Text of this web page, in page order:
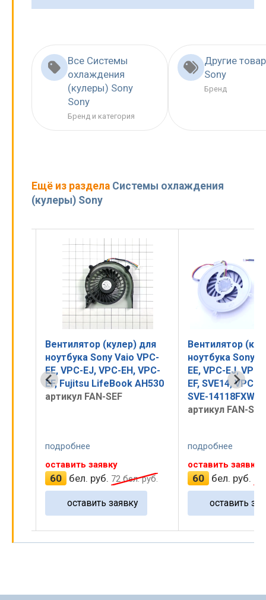
Все Системы
охлаждения
(кулеры) Sony
Sony
Бренд и категория
Другие
Sony
Бренд
Ещё из раздела Системы охлаждения
(кулеры) Sony
Вентилятор (кулер) для
ноутбука Sony Vaio VPC-
EE, VPC-EJ, VPC-EH, VPC-
EF, Fujitsu LifeBook AH530
артикул FAN-SEF
подробнее
оставить заявку
60 бел. руб. 72бел. руб.
оставить заявку
Вентилятор
ноутбука Sony
EE, VPC-EJ,
EF, SVE14, VPC-
SVE-14118FXW
артикул FAN-
подробнее
оставить заявку
60 бел. руб.
оставить